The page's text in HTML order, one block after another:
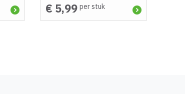
€ 5,99 per stuk